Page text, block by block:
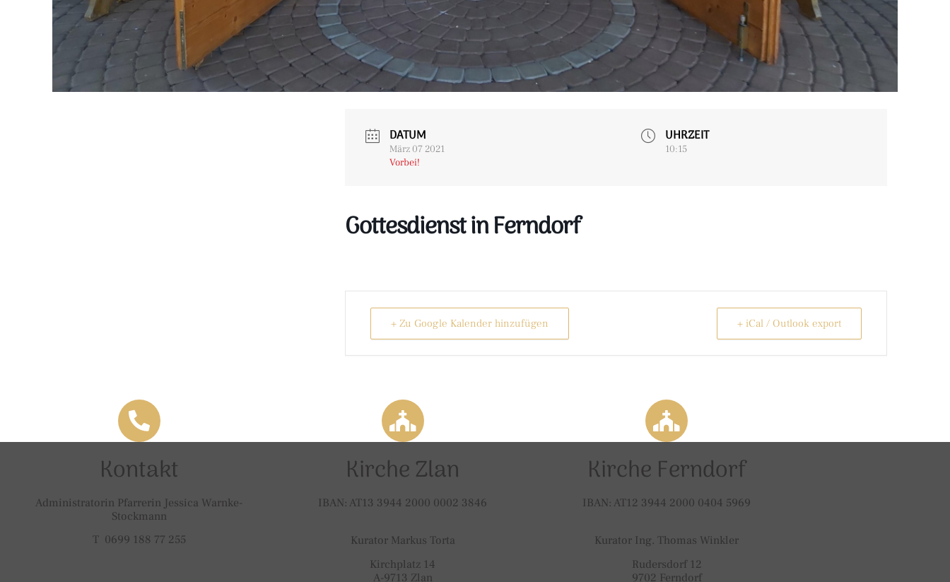
DATUM
März 07 2021
Vorbei!
UHRZEIT
10:15
Gottesdienst in Ferndorf
+ Zu Google Kalender hinzufügen + iCal / Outlook export
Kontakt
Administratorin Pfarrerin Jessica Warnke-
Stockmann
T 0699 188 77 255
Kirche Zlan
IBAN: AT13 3944 2000 0002 3846
Kurator Markus Torta
Kirchplatz 14
A-9713 Zlan
Kirche Ferndorf
IBAN: AT12 3944 2000 0404 5969
Kurator Ing. Thomas Winkler
Rudersdorf 12
9702 Ferndorf